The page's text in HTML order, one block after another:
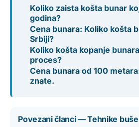
Koliko zaista košta bunar
godina?
Cena bunara: Koliko košta
Srbiji?
Koliko košta kopanje
proces?
Cena bunara od 100
znate.
Povezani članci — Tehnike